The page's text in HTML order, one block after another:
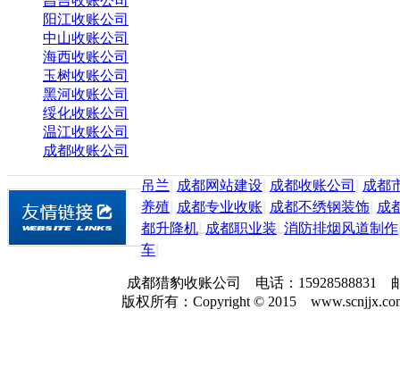
阳江收账公司
中山收账公司
海西收账公司
玉树收账公司
黑河收账公司
绥化收账公司
温江收账公司
成都收账公司
吊兰 成都网站建设 成都收账公司
成都
养殖
成都专业收账 成都不绣钢装饰 成
都升降机 成都职业装 消防排烟风道制作
车
成都猎豹收账公司 电话：15928588831
版权所有：Copyright © 2015